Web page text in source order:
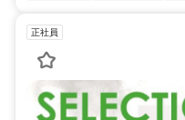
正社員